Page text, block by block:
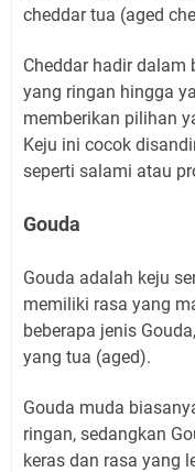
cheddar tua (aged
Cheddar hadir dalam
yang ringan hingga
memberikan pilihan
Keju ini cocok
seperti salami atau
Gouda
Gouda adalah keju
memiliki rasa yang
beberapa jenis
yang tua (aged).
Gouda muda
ringan, sedangkan
keras dan rasa yang